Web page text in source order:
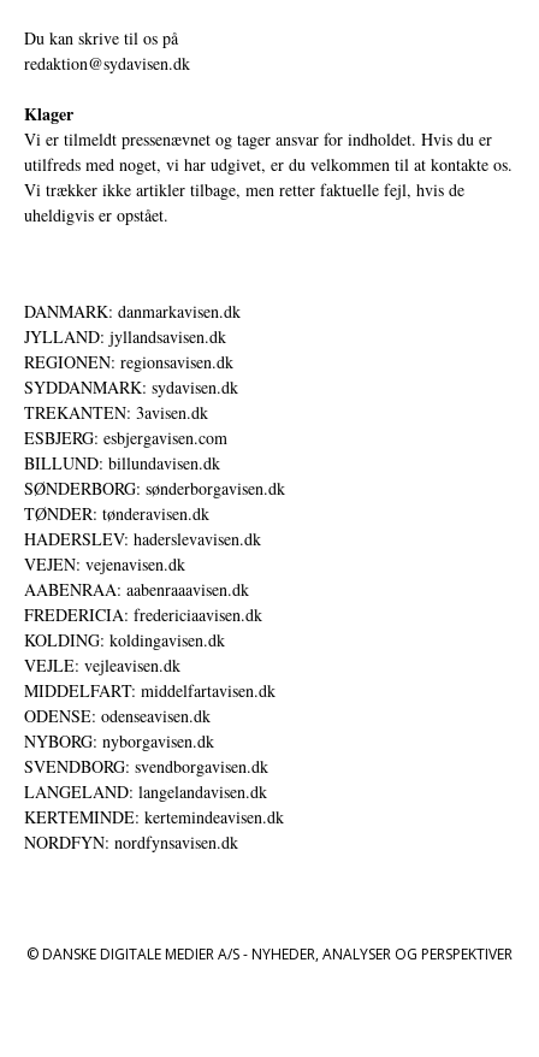
Du kan skrive til os på
redaktion@sydavisen.dk
Klager
Vi er tilmeldt pressenævnet og tager ansvar for indholdet. Hvis du er
utilfreds med noget, vi har udgivet, er du velkommen til at kontakte os.
Vi trækker ikke artikler tilbage, men retter faktuelle fejl, hvis de
uheldigvis er opstået.
DANMARK: danmarkavisen.dk
JYLLAND: jyllandsavisen.dk
REGIONEN: regionsavisen.dk
SYDDANMARK: sydavisen.dk
TREKANTEN: 3avisen.dk
ESBJERG: esbjergavisen.com
BILLUND: billundavisen.dk
SØNDERBORG: sønderborgavisen.dk
TØNDER: tønderavisen.dk
HADERSLEV: haderslevavisen.dk
VEJEN: vejenavisen.dk
AABENRAA: aabenraaavisen.dk
FREDERICIA: fredericiaavisen.dk
KOLDING: koldingavisen.dk
VEJLE: vejleavisen.dk
MIDDELFART: middelfartavisen.dk
ODENSE: odenseavisen.dk
NYBORG: nyborgavisen.dk
SVENDBORG: svendborgavisen.dk
LANGELAND: langelandavisen.dk
KERTEMINDE: kertemindeavisen.dk
NORDFYN: nordfynsavisen.dk
© DANSKE DIGITALE MEDIER A/S - NYHEDER, ANALYSER OG PERSPEKTIVER